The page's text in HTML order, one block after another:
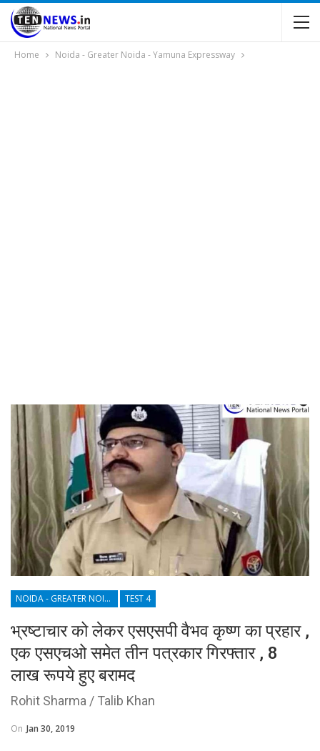
Home Noida - Greater Noida - Yamuna Expressway
NOIDA - GREATER NOIDA - YAMUNA EXPRESSWAY TEST 4
भ्रष्टाचार को लेकर एसएसपी वैभव कृष्ण का प्रहार ,
एक एसएचओ समेत तीन पत्रकार गिरफ्तार , 8
लाख रूपये हुए बरामद
Rohit Sharma / Talib Khan
On Jan 30, 2019